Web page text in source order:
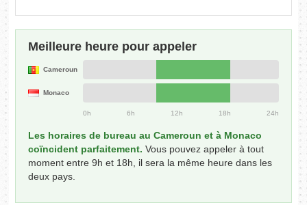
Meilleure heure pour appeler
Cameroun
Monaco
0h 6h 12h 18h 24h
Les horaires de bureau au Cameroun et à Monaco
coïncident parfaitement. Vous pouvez appeler à tout
moment entre 9h et 18h, il sera la même heure dans les
deux pays.